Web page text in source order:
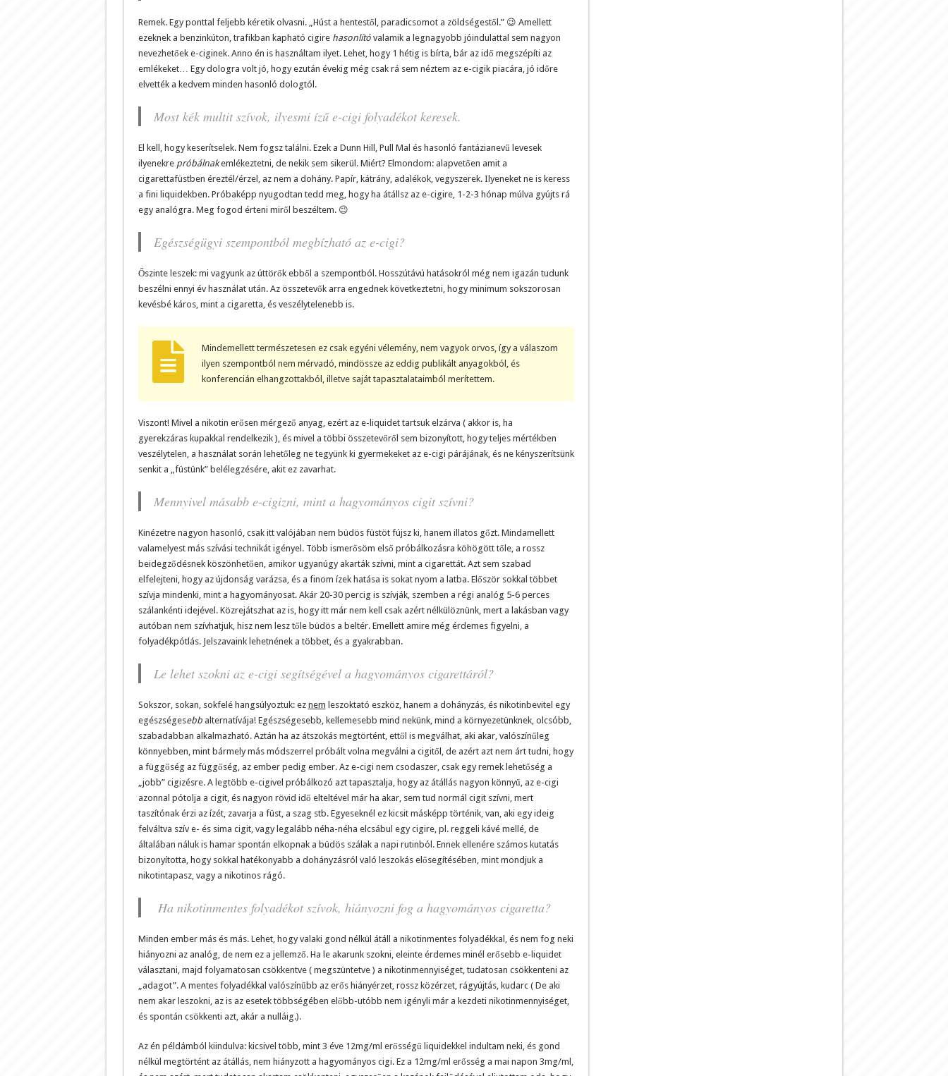
Remek. Egy ponttal feljebb kéretik olvasni. „Húst a hentestől, paradicsomot a zöldségestől.” 😉 Amellett
ezeknek a benzinkúton, trafikban kapható cigire hasonlítóvalamik a legnagyobb jóindulattal sem nagyon
nevezhetőek e-ciginek. Anno én is használtam ilyet. Lehet, hogy 1 hétig is bírta, bár az idő megszépíti az
emlékeket… Egy dologra volt jó, hogy ezután évekig még csak rá sem néztem az e-cigik piacára, jó időre
elvették a kedvem minden hasonló dologtól.
Most kék multit szívok, ilyesmi ízű e-cigi folyadékot keresek.
El kell, hogy keserítselek. Nem fogsz találni. Ezek a Dunn Hill, Pull Mal és hasonló fantázianevű levesek
ilyenekre próbálnakemlékeztetni, de nekik sem sikerül. Miért? Elmondom: alapvetően amit a
cigarettafüstben éreztél/érzel, az nem a dohány. Papír, kátrány, adalékok, vegyszerek. Ilyeneket ne is keress
a fini liquidekben. Próbaképp nyugodtan tedd meg, hogy ha átállsz az e-cigire, 1-2-3 hónap múlva gyújts rá
egy analógra. Meg fogod érteni miről beszéltem. 😉
Egészségügyi szempontból megbízható az e-cigi?
Őszinte leszek: mi vagyunk az úttörők ebből a szempontból. Hosszútávú hatásokról még nem igazán tudunk
beszélni ennyi év használat után. Az összetevők arra engednek következtetni, hogy minimum sokszorosan
kevésbé káros, mint a cigaretta, és veszélytelenebb is.
Mindemellett természetesen ez csak egyéni vélemény, nem vagyok orvos, így a válaszom
ilyen szempontból nem mérvadó, mindössze az eddig publikált anyagokból, és
konferencián elhangzottakból, illetve saját tapasztalataimból merítettem.
Viszont! Mivel a nikotin erősen mérgező anyag, ezért az e-liquidet tartsuk elzárva ( akkor is, ha
gyerekzáras kupakkal rendelkezik ), és mivel a többi összetevőről sem bizonyított, hogy teljes mértékben
veszélytelen, a használat során lehetőleg ne tegyünk ki gyermekeket az e-cigi párájának, és ne kényszerítsünk
senkit a „füstünk” belélegzésére, akit ez zavarhat.
Mennyivel másabb e-cigizni, mint a hagyományos cigit szívni?
Kinézetre nagyon hasonló, csak itt valójában nem büdös füstöt fújsz ki, hanem illatos gőzt. Mindamellett
valamelyest más szívási technikát igényel. Több ismerősöm első próbálkozásra köhögött tőle, a rossz
beidegződésnek köszönhetően, amikor ugyanúgy akarták szívni, mint a cigarettát. Azt sem szabad
elfelejteni, hogy az újdonság varázsa, és a finom ízek hatása is sokat nyom a latba. Először sokkal többet
szívja mindenki, mint a hagyományosat. Akár 20-30 percig is szívják, szemben a régi analóg 5-6 perces
szálankénti idejével. Közrejátszhat az is, hogy itt már nem kell csak azért nélkülöznünk, mert a lakásban vagy
autóban nem szívhatjuk, hisz nem lesz tőle büdös a beltér. Emellett amire még érdemes figyelni, a
folyadékpótlás. Jelszavaink lehetnének a többet, és a gyakrabban.
Le lehet szokni az e-cigi segítségével a hagyományos cigarettáról?
Sokszor, sokan, sokfelé hangsúlyoztuk: ez nem leszoktató eszköz, hanem a dohányzás, és nikotinbevitel egy
egészségesebbalternatívája! Egészségesebb, kellemesebb mind nekünk, mind a környezetünknek, olcsóbb,
szabadabban alkalmazható. Aztán ha az átszokás megtörtént, ettől is megválhat, aki akar, valószínűleg
könnyebben, mint bármely más módszerrel próbált volna megválni a cigitől, de azért azt nem árt tudni, hogy
a függőség az függőség, az ember pedig ember. Az e-cigi nem csodaszer, csak egy remek lehetőség a
„jobb” cigizésre. A legtöbb e-cigivel próbálkozó azt tapasztalja, hogy az átállás nagyon könnyű, az e-cigi
azonnal pótolja a cigit, és nagyon rövid idő elteltével már ha akar, sem tud normál cigit szívni, mert
taszítónak érzi az ízét, zavarja a füst, a szag stb. Egyeseknél ez kicsit másképp történik, van, aki egy ideig
felváltva szív e- és sima cigit, vagy legalább néha-néha elcsábul egy cigire, pl. reggeli kávé mellé, de
általában náluk is hamar spontán elkopnak a büdös szálak a napi rutinból. Ennek ellenére számos kutatás
bizonyította, hogy sokkal hatékonyabb a dohányzásról való leszokás elősegítésében, mint mondjuk a
nikotintapasz, vagy a nikotinos rágó.
Ha nikotinmentes folyadékot szívok, hiányozni fog a hagyományos cigaretta?
Minden ember más és más. Lehet, hogy valaki gond nélkül átáll a nikotinmentes folyadékkal, és nem fog neki
hiányozni az analóg, de nem ez a jellemző. Ha le akarunk szokni, eleinte érdemes minél erősebb e-liquidet
választani, majd folyamatosan csökkentve ( megszüntetve ) a nikotinmennyiséget, tudatosan csökkenteni az
„adagot”. A mentes folyadékkal valószínűbb az erős hiányérzet, rossz közérzet, rágyújtás, kudarc ( De aki
nem akar leszokni, az is az esetek többségében előbb-utóbb nem igényli már a kezdeti nikotinmennyiséget,
és spontán csökkenti azt, akár a nulláig.).
Az én példámból kiindulva: kicsivel több, mint 3 éve 12mg/ml erősségű liquidekkel indultam neki, és gond
nélkül megtörtént az átállás, nem hiányzott a hagyományos cigi. Ez a 12mg/ml erősség a mai napon 3mg/ml,